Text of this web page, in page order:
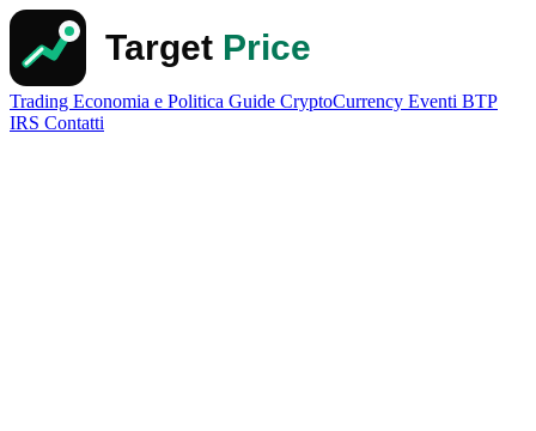
Trading Economia e Politica Guide CryptoCurrency Eventi BTP
IRS Contatti